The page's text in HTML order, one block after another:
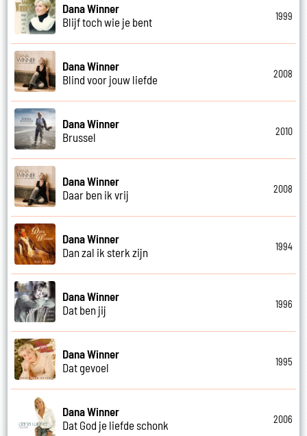
Dana Winner
Blijf toch wie je bent
1999
Dana Winner
Blind voor jouw liefde
2008
Dana Winner
Brussel
2010
Dana Winner
Daar ben ik vrij
2008
Dana Winner
Dan zal ik sterk zijn
1994
Dana Winner
Dat ben jij
1996
Dana Winner
Dat gevoel
1995
Dana Winner
Dat God je liefde schonk
2006